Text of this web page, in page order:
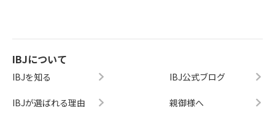
IBJについて
IBJを知る
IBJが選ばれる理由
IBJ公式ブログ
親御様へ